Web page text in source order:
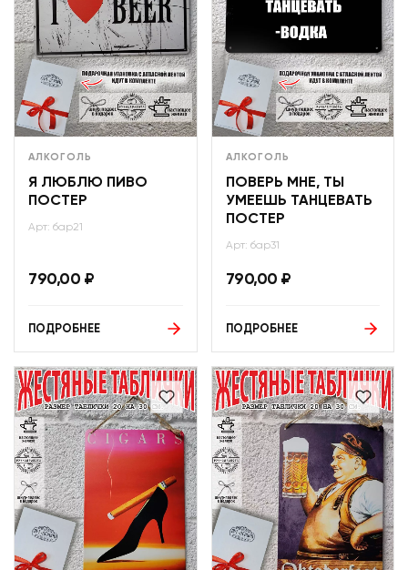
АЛКОГОЛЬ
Я ЛЮБЛЮ ПИВО
ПОСТЕР
Арт: бар21
790,00 ₽
ПОДРОБНЕЕ
АЛКОГОЛЬ
ПОВЕРЬ МНЕ, ТЫ
УМЕЕШЬ ТАНЦЕВАТЬ
ПОСТЕР
Арт: бар31
790,00 ₽
ПОДРОБНЕЕ